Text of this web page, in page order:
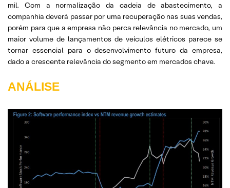
mil. Com a normalização da cadeia de abastecimento, a
companhia deverá passar por uma recuperação nas suas vendas,
porém para que a empresa não perca relevância no mercado, um
maior volume de lançamentos de veículos elétricos parece se
tornar essencial para o desenvolvimento futuro da empresa,
dado a crescente relevância do segmento em mercados chave.
ANÁLISE